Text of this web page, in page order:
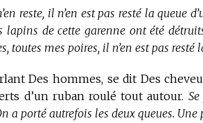
reste, il n’en est pas resté la queue
lapins de cette garenne ont été
toutes mes poires, il n’en est pas resté
Des hommes, se dit Des
d’un ruban roulé tout autour.
a porté autrefois les deux queues. Une